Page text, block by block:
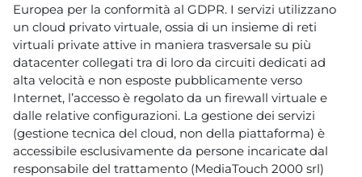
Europea per la conformità al GDPR. I servizi utilizzano
un cloud privato virtuale, ossia di un insieme di reti
virtuali private attive in maniera trasversale su più
datacenter collegati tra di loro da circuiti dedicati ad
alta velocità e non esposte pubblicamente verso
Internet, l’accesso è regolato da un firewall virtuale e
dalle relative configurazioni. La gestione dei servizi
(gestione tecnica del cloud, non della piattaforma) è
accessibile esclusivamente da persone incaricate dal
responsabile del trattamento (MediaTouch 2000 srl)